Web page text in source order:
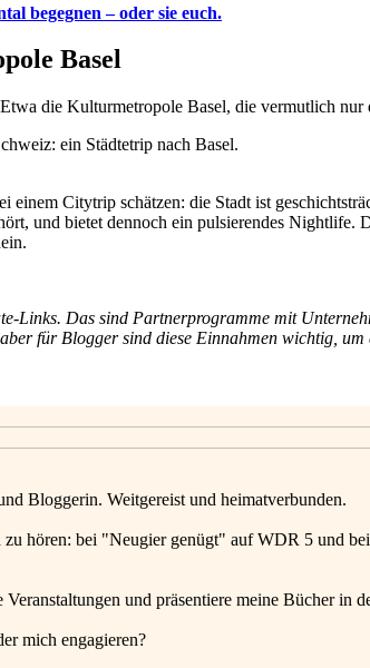
begegnen – oder sie euch.
Basel
die Kulturmetropole Basel, die vermutlich
Citytrip schätzen: die Stadt ist
und bietet dennoch ein pulsierendes
Links. Das sind Partnerprogramme mit
für Blogger sind diese Einnahmen wichtig,
Bloggerin. Weitgereist und heimatverbunden.
hören: bei "Neugier genügt" auf WDR 5 und
und präsentiere meine Bücher in
mich engagieren?